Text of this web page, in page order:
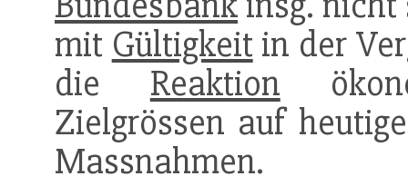
mit Gültigkeit in der
die Reaktion
Zielgrössen auf
Massnahmen.